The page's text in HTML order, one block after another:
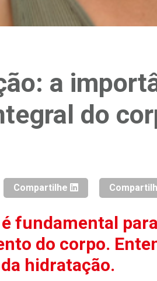
a
do
Compartilhe
fundamental
do corpo.
hidratação.